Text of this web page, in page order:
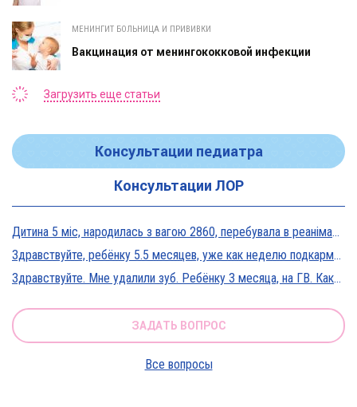
МЕНИНГИТ БОЛЬНИЦА И ПРИВИВКИ
Вакцинация от менингококковой инфекции
Загрузить еще статьи
Консультации педиатра
Консультации ЛОР
Дитина 5 міс, народилась з вагою 2860, перебувала в реанімації у дуже тяжкому стані, діагноз Гіпоксична енцефалопатія 2 ст. На даний момент вага 5800, відмовляється від їжі, плаче близько 5 днів, періоди активності присутні, стул зі слизом зелений оформлений, на штучному вигодовуванні Нан безлактозний,за раз або з перервами з'їдає 90-120 мл. Прошу допомоги в даній ситуації?
Здравствуйте, ребёнку 5.5 месяцев, уже как неделю подкармливаю смесью, пробовали 3 вида нан, милупа и остановились на малютке премиум, только вчера появились красные пятна вокруг рта после кормления смесью, и мы опять попробовали милупа и нан, реакция осталась, что делать?
Здравствуйте. Мне удалили зуб. Ребёнку 3 месяца, на ГВ. Какие антибиотики можно принимать? Спасибо
ЗАДАТЬ ВОПРОС
Все вопросы